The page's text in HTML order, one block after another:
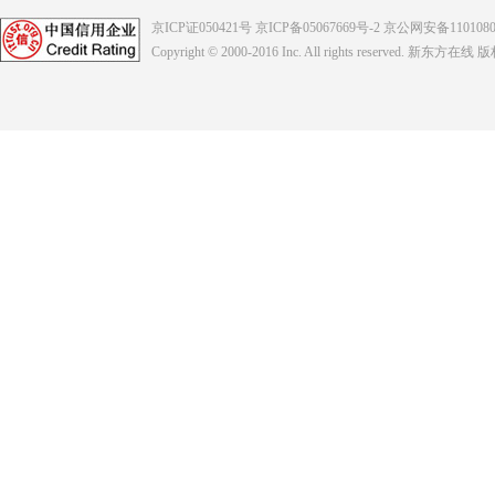
京ICP证050421号 京ICP备05067669号-2 京公网安备
Copyright © 2000-2016 Inc. All rights reserved. 新东方在线